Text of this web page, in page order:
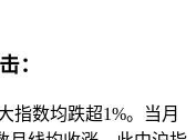
：
数均跌超1%。当月